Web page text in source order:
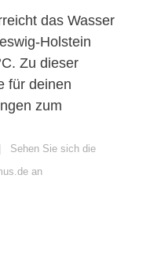
das Wasser
Holstein
Zu dieser
für deinen
zum
Sehen Sie sich die
an